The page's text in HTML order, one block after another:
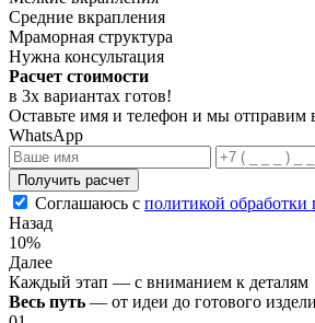
Средние вкрапления
Мраморная структура
Нужна консультация
Расчет стоимости
в 3х вариантах готов!
Оставьте имя и телефон и мы отправим
WhatsApp
Получить расчет
Соглашаюсь с политикой
Назад
10%
Далее
Каждый этап — с вниманием к деталям
Весь путь — от идеи до готового